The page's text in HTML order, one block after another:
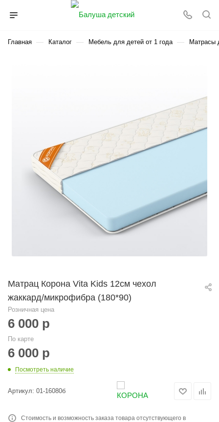
Главная — Каталог — Мебель для детей от 1 года — Матрасы
Матрац Корона Vita Kids 12см чехол
жаккард/микрофибра (180*90)
Розничная цена
6 000 р
По карте
6 000 р
Посмотреть наличие
Артикул: 01-16080б
Стоимость и возможность заказа товара отсутствующего в